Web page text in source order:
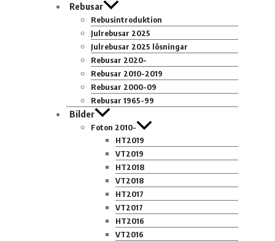
Rebusar
Rebusintroduktion
Julrebusar 2025
Julrebusar 2025 lösningar
Rebusar 2020-
Rebusar 2010-2019
Rebusar 2000-09
Rebusar 1965-99
Bilder
Foton 2010-
HT2019
VT2019
HT2018
VT2018
HT2017
VT2017
HT2016
VT2016